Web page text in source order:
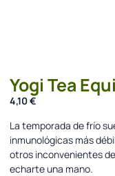
Yogi Tea
4,10€
La temporada de frío
inmunológicas más
otros inconvenientes
echarte una mano.